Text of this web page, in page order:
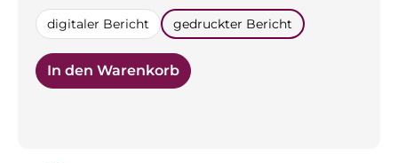
auswählen
digitaler Bericht gedruckter Bericht
In den Warenkorb